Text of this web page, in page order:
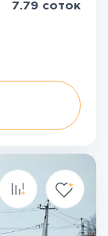
7.79 соток